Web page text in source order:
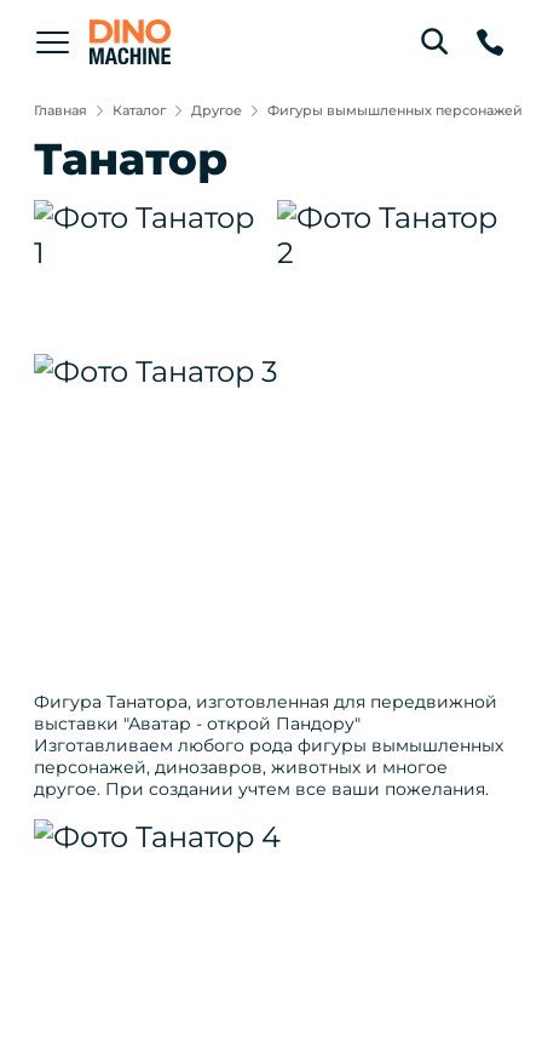
Главная Каталог Другое Фигуры вымышленных персонажей
Танатор
Фигура Танатора, изготовленная для передвижной
выставки "Аватар - открой Пандору"
Изготавливаем любого рода фигуры вымышленных
персонажей, динозавров, животных и многое
другое. При создании учтем все ваши пожелания.